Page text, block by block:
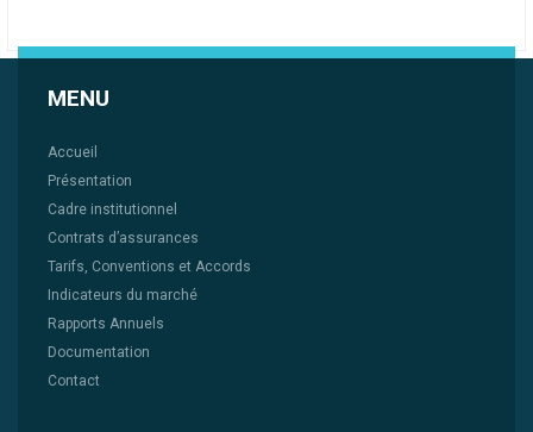
MENU
Accueil
Présentation
Cadre institutionnel
Contrats d’assurances
Tarifs, Conventions et Accords
Indicateurs du marché
Rapports Annuels
Documentation
Contact